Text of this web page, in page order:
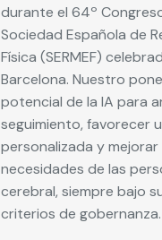
durante el 64º
Sociedad Española de
Física (SERMEF)
Barcelona. Nuestro
potencial de la IA para
seguimiento, favorecer
personalizada y
necesidades de las
cerebral, siempre bajo
criterios de gobernanza.